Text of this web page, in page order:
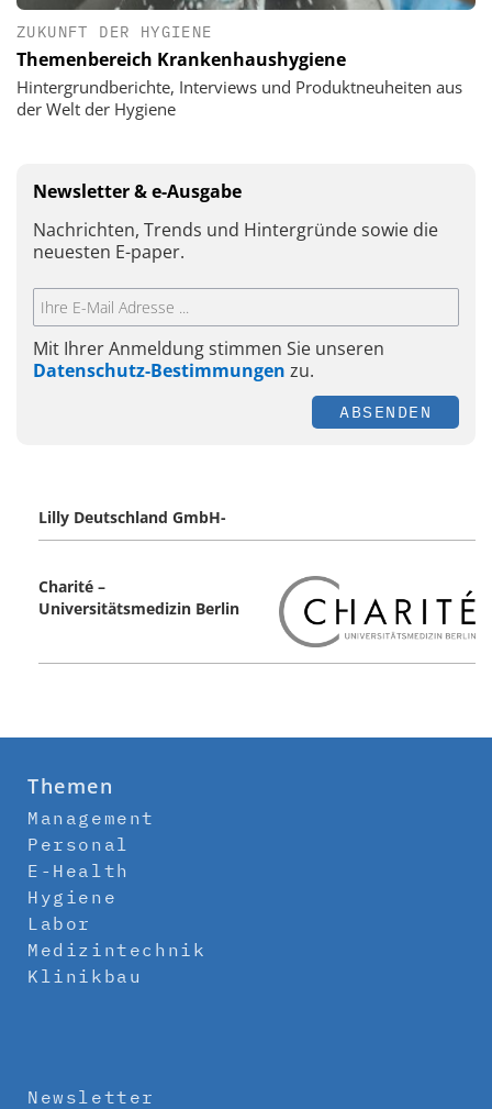
ZUKUNFT DER HYGIENE
Themenbereich Krankenhaushygiene
Hintergrundberichte, Interviews und Produktneuheiten aus
der Welt der Hygiene
Newsletter & e-Ausgabe
Nachrichten, Trends und Hintergründe sowie die
neuesten E-paper.
Mit Ihrer Anmeldung stimmen Sie unseren
Datenschutz-Bestimmungen zu.
ABSENDEN
Lilly Deutschland GmbH-
Charité –
Universitätsmedizin Berlin
Themen
Management
Personal
E-Health
Hygiene
Labor
Medizintechnik
Klinikbau
Newsletter